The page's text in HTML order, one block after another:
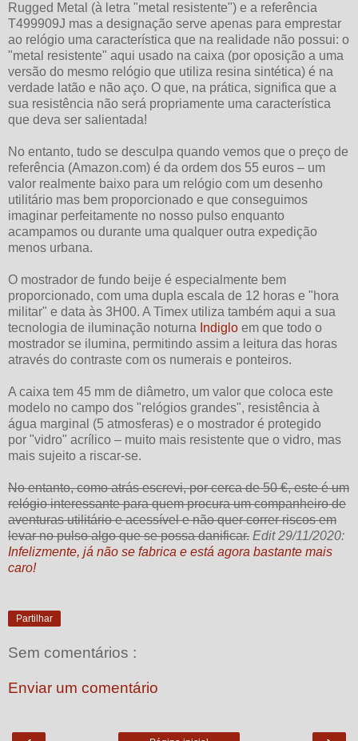
Rugged Metal (à letra "metal resistente") e a referência
T499909J mas a designação serve apenas para emprestar
ao relógio uma característica que na realidade não possui: o
"metal resistente" aqui usado na caixa (por oposição a uma
versão do mesmo relógio que utiliza resina sintética) é na
verdade latão e não aço. O que, na prática, significa que a
sua resistência não será propriamente uma característica
que deva ser salientada!
No entanto, tudo se desculpa quando vemos que o preço de
referência (Amazon.com) é da ordem dos 55 euros – um
valor realmente baixo para um relógio com um desenho
utilitário mas bem proporcionado e que conseguimos
imaginar perfeitamente no nosso pulso enquanto
acampamos ou durante uma qualquer outra expedição
menos urbana.
O mostrador de fundo beije é especialmente bem
proporcionado, com uma dupla escala de 12 horas e "hora
militar" e data às 3H00. A Timex utiliza também aqui a sua
tecnologia de iluminação noturna Indiglo em que todo o
mostrador se ilumina, permitindo assim a leitura das horas
através do contraste com os numerais e ponteiros.
A caixa tem 45 mm de diâmetro, um valor que coloca este
modelo no campo dos "relógios grandes", resistência à
água marginal (5 atmosferas) e o mostrador é protegido
por "vidro" acrílico – muito mais resistente que o vidro, mas
mais sujeito a riscar-se.
No entanto, como atrás escrevi, por cerca de 50 €, este é um
relógio interessante para quem procura um companheiro de
aventuras utilitário e acessível e não quer correr riscos em
levar no pulso algo que se possa danificar. Edit 29/11/2020:
Infelizmente, já não se fabrica e está agora bastante mais
caro!
Partilhar
Sem comentários :
Enviar um comentário